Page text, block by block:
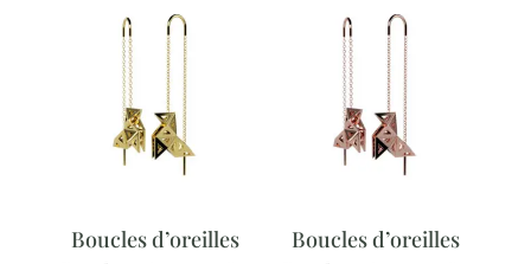
Boucles d’oreilles
Boucles d’oreilles